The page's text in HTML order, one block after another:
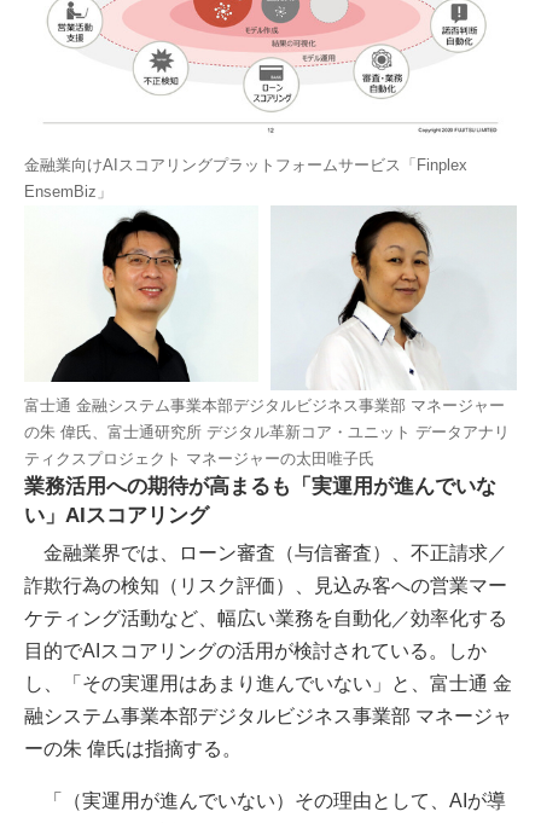
金融業向けAIスコアリングプラットフォームサービス「Finplex
EnsemBiz」
富士通 金融システム事業本部デジタルビジネス事業部 マネージャー
の朱 偉氏、富士通研究所 デジタル革新コア・ユニット データアナリ
ティクスプロジェクト マネージャーの太田唯子氏
業務活用への期待が高まるも「実運用が進んでいな
い」AIスコアリング
金融業界では、ローン審査（与信審査）、不正請求／
詐欺行為の検知（リスク評価）、見込み客への営業マー
ケティング活動など、幅広い業務を自動化／効率化する
目的でAIスコアリングの活用が検討されている。しか
し、「その実運用はあまり進んでいない」と、富士通 金
融システム事業本部デジタルビジネス事業部 マネージャ
ーの朱 偉氏は指摘する。
「（実運用が進んでいない）その理由として、AIが導